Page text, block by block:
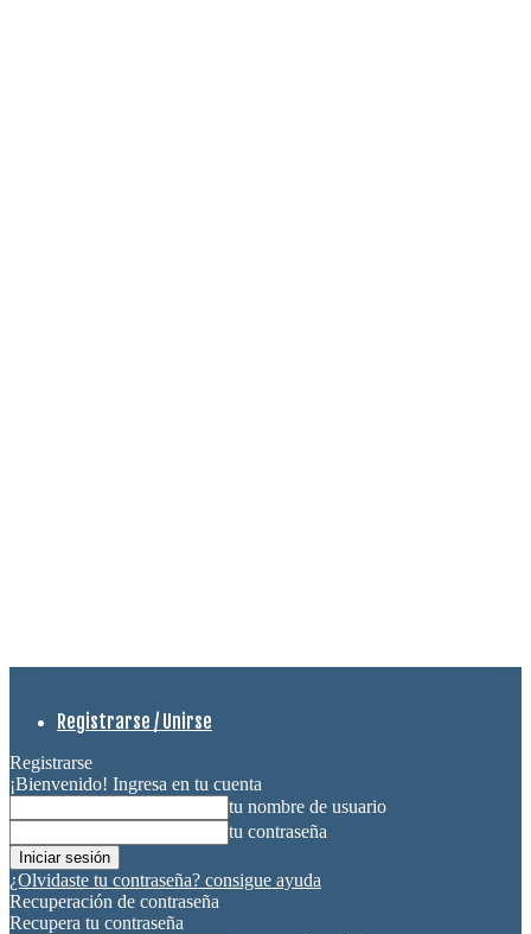
Registrarse / Unirse
Registrarse
¡Bienvenido! Ingresa en tu cuenta
tu nombre de usuario
tu contraseña
¿Olvidaste tu contraseña? consigue ayuda
Recuperación de contraseña
Recupera tu contraseña